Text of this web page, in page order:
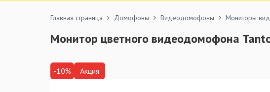
Главная страница Домофоны Видеодомофоны Мониторы
Монитор цветного видеодомофона
-10% Акция